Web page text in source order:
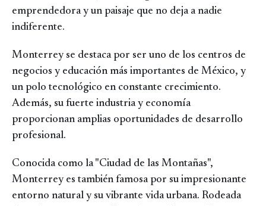
emprendedora y un paisaje que no deja a nadie
indiferente.
Monterrey se destaca por ser uno de los centros de
negocios y educación más importantes de México, y
un polo tecnológico en constante crecimiento.
Además, su fuerte industria y economía
proporcionan amplias oportunidades de desarrollo
profesional.
Conocida como la "Ciudad de las Montañas",
Monterrey es también famosa por su impresionante
entorno natural y su vibrante vida urbana. Rodeada